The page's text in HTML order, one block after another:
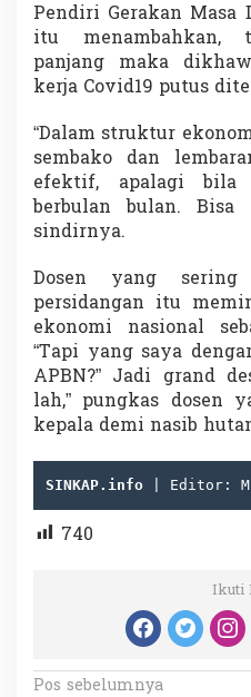
Pendiri Gerakan Masa
itu menambahkan,
panjang maka
kerja Covid19 putus
“Dalam struktur
sembako dan
efektif, apalagi bila
berbulan bulan. Bisa
sindirnya.
Dosen yang
persidangan itu
ekonomi nasional
“Tapi yang saya
APBN?” Jadi grand
lah,” pungkas dosen
kepala demi nasib
SINKAP.info | Editor:
740
Ikuti
Pos sebelumnya